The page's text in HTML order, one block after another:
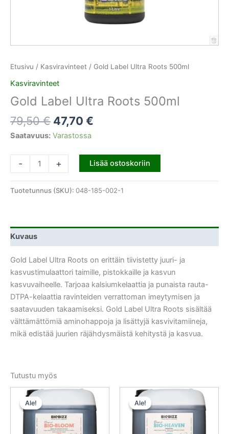
Etusivu / Kasviravinteet / Gold Label Ultra Roots 500ml
Kasviravinteet
Gold Label Ultra Roots 500ml
79,50€ 47,70 €
Saatavuus: Varastossa
- + Lisää ostoskoriin
Tuotetunnus (SKU): 048-185-002-1
Kuvaus
Gold Label Ultra Roots on erittäin tiivistetty juuri- ja
kasvustimulaattori taimille, pistokkaille ja kasvun
kasvuvaiheelle. Tarjoaa kalsiumkelaattia ja punaista rauta-
DTPA-kelaattia ravinteiden verrattoman imeytymisen ja
saatavuuden takaamiseksi. Gold Label Ultra Roots sisältää
välttämättömiä aminohappoja ja lisättyjä kasvivitamiineja,
mikä edistää juurien räjähdysmäistä kehitystä ja kasvua.
Tutustu myös
Ale!
Ale!
Alkuperäinen
oli:
76,00 €.
Nykyinen
on:
68,40 €.
Ale!
Ale!
Alkuperäinen
oli:
395,00 €.
Nykyinen
hinta
on:
355,50 €.